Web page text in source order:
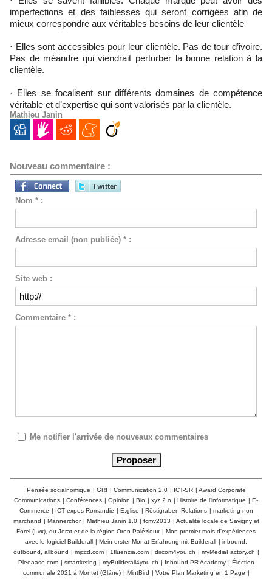
imperfections et des faiblesses qui seront corrigées afin de
mieux correspondre aux véritables besoins de leur clientèle
· Elles sont accessibles pour leur clientèle. Pas de tour d’ivoire.
Pas de méandre qui viendrait perturber la bonne relation à la
clientèle.
· Elles se focalisent sur différents domaines de compétence
véritable et d’expertise qui sont valorisés par la clientèle.
Mathieu Janin
Nouveau commentaire :
Nom * :
Adresse email (non publiée) * :
Site web :
Commentaire * :
Me notifier l'arrivée de nouveaux commentaires
Pensée socialnomique | GRI | Communication 2.0 | ICT-SR | Award Corporate
Communications | Conférences | Opinion | Bio | xyz 2.o | Histoire de l'informatique | E-
Commerce | ICT expos Romandie | E.glise | Röstigraben Relations | marketing non
marchand | Männerchor | Mathieu Janin 1.0 | fcmv2013 | Actualité locale de Savigny et
Forel (Lvx), du Jorat et de la région Oron-Palézieux | Mon premier mois d'expériences
avec le logiciel Builderall | Mein erster Monat Erfahrung mit Builderall | inbound,
outbound, allbound | mjccd.com | 1fluenzia.com | dircom4you.ch | myMediaFactory.ch |
Pleeaase.com | smartketing | myBuilderall4you.ch | Inbound PR Academy | Élection
communale 2021 à Montet (Glâne) | MintBird | Votre Plan Marketing en 1 Page |